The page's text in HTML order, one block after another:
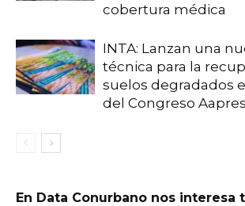
cobertura médica
INTA: Lanzan una
técnica para la
suelos degradados
del Congreso
En Data Conurbano nos interesa